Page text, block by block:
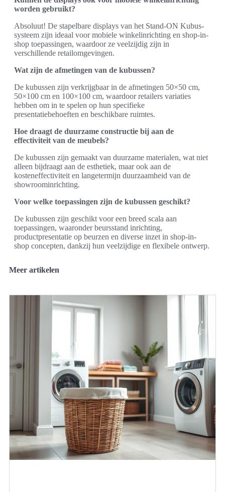
worden gebruikt?
Absoluut! De stapelbare displays van het Stand-ON Kubus-
systeem zijn ideaal voor mobiele winkelinrichting en shop-in-
shop toepassingen, waardoor ze veelzijdig zijn in
verschillende retailomgevingen.
Wat zijn de afmetingen van de kubussen?
De kubussen zijn verkrijgbaar in de afmetingen 50×50 cm,
50×100 cm en 100×100 cm, waardoor retailers variaties
hebben om in te spelen op hun specifieke
presentatiebehoeften en beschikbare ruimtes.
Hoe draagt de duurzame constructie bij aan de
effectiviteit van de meubels?
De kubussen zijn gemaakt van duurzame materialen, wat niet
alleen bijdraagt aan de esthetiek, maar ook aan de
kosteneffectiviteit en langetermijn duurzaamheid van de
showroominrichting.
Voor welke toepassingen zijn de kubussen geschikt?
De kubussen zijn geschikt voor een breed scala aan
toepassingen, waaronder beursstand inrichting,
productpresentatie op beurzen en diverse inzet in shop-in-
shop concepten, dankzij hun veelzijdige en flexibele ontwerp.
Meer artikelen